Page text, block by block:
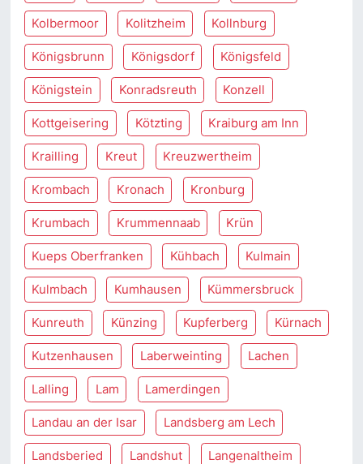
Kolbermoor Kolitzheim Kollnburg
Königsbrunn Königsdorf Königsfeld
Königstein Konradsreuth Konzell
Kottgeisering Kötzting Kraiburg am Inn
Krailling Kreut Kreuzwertheim
Krombach Kronach Kronburg
Krumbach Krummennaab Krün
Kueps Oberfranken Kühbach Kulmain
Kulmbach Kumhausen Kümmersbruck
Kunreuth Künzing Kupferberg Kürnach
Kutzenhausen Laberweinting Lachen
Lalling Lam Lamerdingen
Landau an der Isar Landsberg am Lech
Landsberied Landshut Langenaltheim